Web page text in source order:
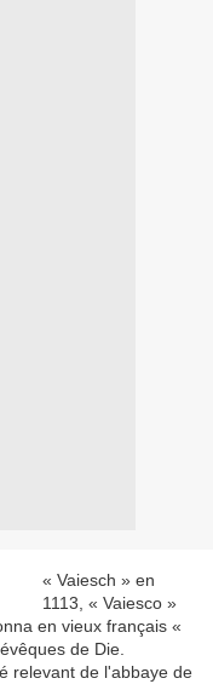
« Vaiesch » en
1113, « Vaiesco »
en vieux français «
de Die.
relevant de l'abbaye de